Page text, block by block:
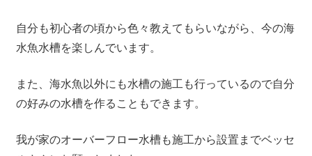
自分も初心者の頃から色々教えてもらいながら、今の海
水魚水槽を楽しんでいます。
また、海水魚以外にも水槽の施工も行っているので自分
の好みの水槽を作ることもできます。
我が家のオーバーフロー水槽も施工から設置までベッセ